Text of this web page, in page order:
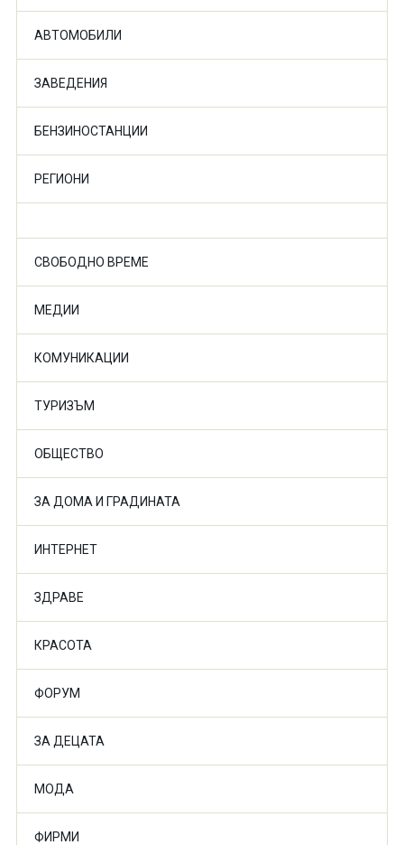
АВТОМОБИЛИ
ЗАВЕДЕНИЯ
БЕНЗИНОСТАНЦИИ
РЕГИОНИ
СВОБОДНО ВРЕМЕ
МЕДИИ
КОМУНИКАЦИИ
ТУРИЗЪМ
ОБЩЕСТВО
ЗА ДОМА И ГРАДИНАТА
ИНТЕРНЕТ
ЗДРАВЕ
КРАСОТА
ФОРУМ
ЗА ДЕЦАТА
МОДА
ФИРМИ